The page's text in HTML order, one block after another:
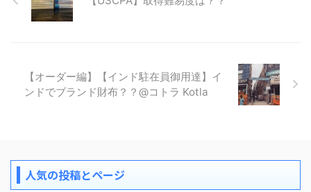
【オーダー編】【インド駐在員御用達】イ
ンドでブランド財布？？@コトラ Kotla
人気の投稿とページ